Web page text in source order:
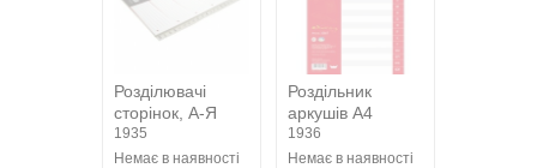
Розділювачі
сторінок, А-Я
1935
Немає в наявності
Роздільник
аркушів А4
Optima, пластик,
від А до Я,...
1936
Немає в наявності